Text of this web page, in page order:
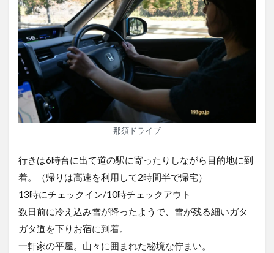
那須ドライブ
行きは6時台に出て道の駅に寄ったりしながら目的地に到
着。（帰りは高速を利用して2時間半で帰宅）
13時にチェックイン/10時チェックアウト
数日前に冷え込み雪が降ったようで、雪が残る細いガタ
ガタ道を下りお宿に到着。
一軒家の平屋。山々に囲まれた秘境な佇まい。